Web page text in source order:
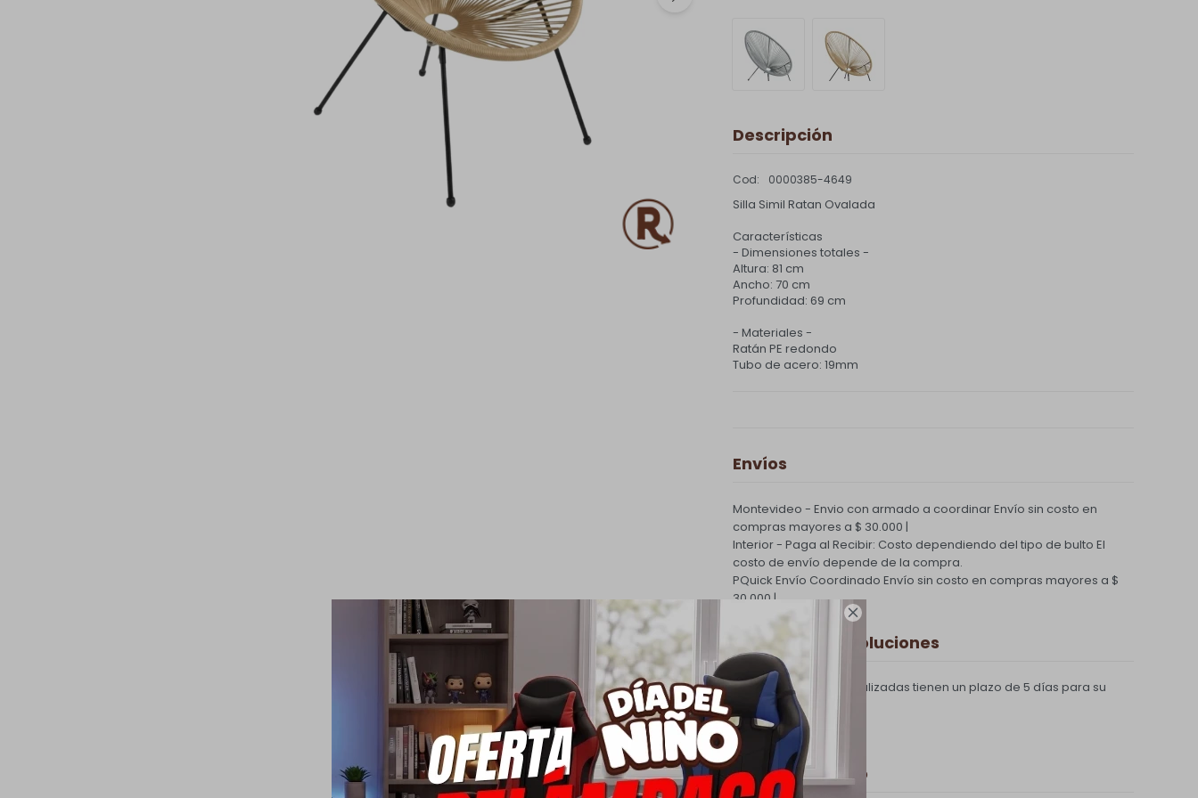

Descripción
0000385-4649
Silla Simil Ratan Ovalada
Características
- Dimensiones totales -
Altura: 81 cm
Ancho: 70 cm
Profundidad: 69 cm
- Materiales -
Ratán PE redondo
Tubo de acero: 19mm
Envíos
Montevideo - Envio con armado a coordinarEnvío sin costo en
compras mayores a $ 30.000 |
Interior - Paga al Recibir: Costo dependiendo del tipo de bulto El
costo de envío depende de la compra.
PQuick Envío Coordinado Envío sin costo en compras mayores a $
30.000 |
Cambios y Devoluciones
Todas las compras realizadas tienen un plazo de 5 días para su
cambio.
Ver mas
Medios de pago